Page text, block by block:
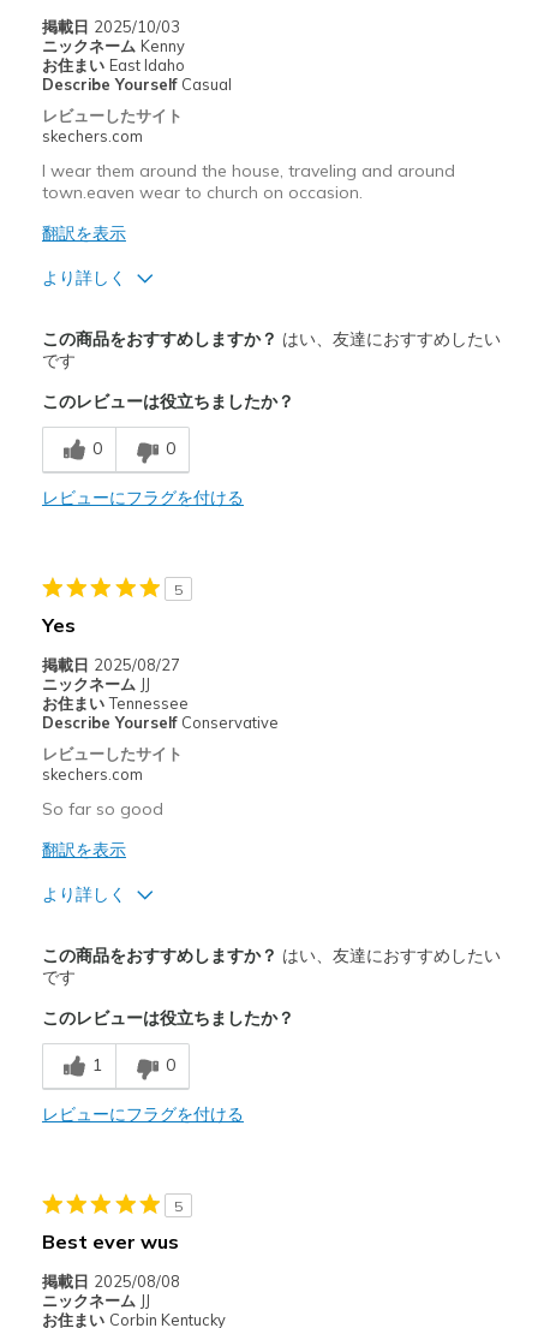
掲載日 2025/10/03
ニックネーム Kenny
お住まい East Idaho
Describe Yourself Casual
レビューしたサイト
skechers.com
I wear them around the house, traveling and around
town.eaven wear to church on occasion.
翻訳を表示
より詳しく
Attractive Design
Breathe Well
Comfortable
Durable
以下に最適
Casual Wear
Travel
Width
Feels true to width
Sizing
View On Shoes
この商品をおすすめしますか？ はい、友達におすすめしたい
です
このレビューは役立ちましたか？
0 0
レビューにフラグを付ける
5
Yes
掲載日 2025/08/27
ニックネーム JJ
お住まい Tennessee
Describe Yourself Conservative
レビューしたサイト
skechers.com
So far so good
翻訳を表示
より詳しく
Attractive Design
Breathe Well
Comfortable
Durable
以下に最適
Casual Wear
Going Out
この商品をおすすめしますか？ はい、友達におすすめしたい
です
このレビューは役立ちましたか？
1 0
レビューにフラグを付ける
5
Best ever wus
掲載日 2025/08/08
ニックネーム JJ
お住まい Corbin Kentucky